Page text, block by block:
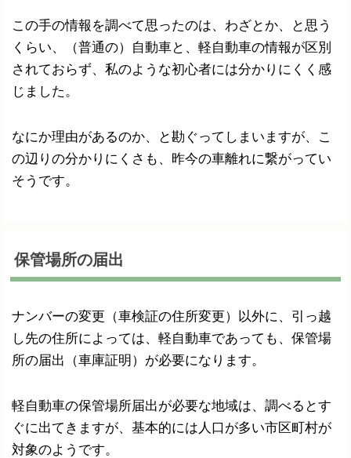
この手の情報を調べて思ったのは、わざとか、と思う
くらい、（普通の）自動車と、軽自動車の情報が区別
されておらず、私のような初心者には分かりにくく感
じました。
なにか理由があるのか、と勘ぐってしまいますが、こ
の辺りの分かりにくさも、昨今の車離れに繋がってい
そうです。
保管場所の届出
ナンバーの変更（車検証の住所変更）以外に、引っ越
し先の住所によっては、軽自動車であっても、保管場
所の届出（車庫証明）が必要になります。
軽自動車の保管場所届出が必要な地域は、調べるとす
ぐに出てきますが、基本的には人口が多い市区町村が
対象のようです。